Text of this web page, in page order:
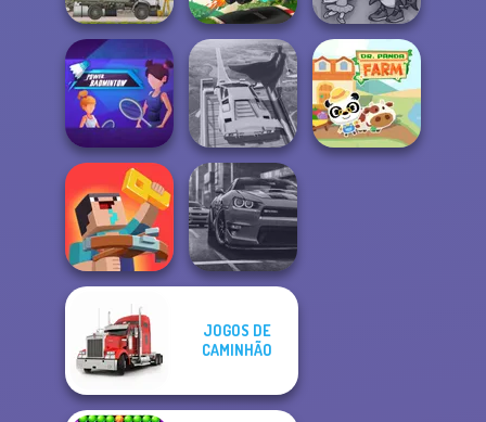
The Cargo
Hill Climb Pixel
Car
Merge Brainrot
Power
Badminton
Super Hero
Driving School
Noob: Zombie
Prison Escape
JOGOS DE
CAMINHÃO